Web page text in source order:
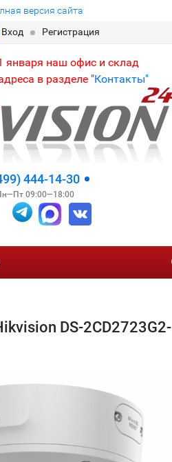
версия сайта
Вход
Регистрация
наш офис и склад
в разделе "Контакты"
444-14-30
09:00—18:00
DS-